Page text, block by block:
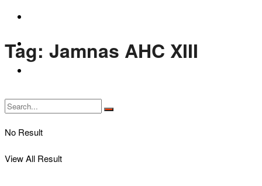
Bikers Cars
No Result
View All Result
Tag: Jamnas AHC XIII